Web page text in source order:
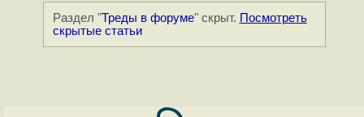
Раздел "Треды в форуме" скрыт. Посмотреть
скрытые статьи